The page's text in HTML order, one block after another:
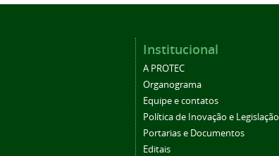
Institucional
A PROTEC
Organograma
Equipe e contatos
Política de Inovação e Legislação
Portarias e Documentos
Editais